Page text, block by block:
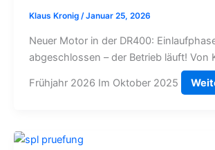
Klaus Kronig /Januar 25, 2026
Neuer Motor in der DR400:
abgeschlossen – der Betrieb läuft! Von
Frühjahr 2026 Im Oktober 2025